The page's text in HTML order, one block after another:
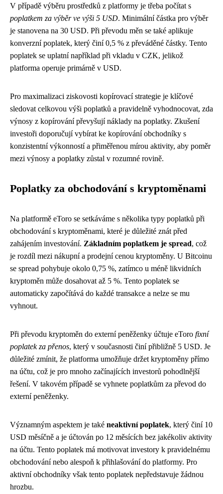
V případě výběru prostředků z platformy je třeba počítat s
poplatkem za výběr ve výši 5 USD. Minimální částka pro výběr
je stanovena na 30 USD. Při převodu měn se také aplikuje
konverzní poplatek, který činí 0,5 % z převáděné částky. Tento
poplatek se uplatní například při vkladu v CZK, jelikož
platforma operuje primárně v USD.
Pro maximalizaci ziskovosti kopírovací strategie je klíčové
sledovat celkovou výši poplatků a pravidelně vyhodnocovat, zda
výnosy z kopírování převyšují náklady na poplatky. Zkušení
investoři doporučují vybírat ke kopírování obchodníky s
konzistentní výkonností a přiměřenou mírou aktivity, aby poměr
mezi výnosy a poplatky zůstal v rozumné rovině.
Poplatky za obchodování s kryptoměnami
Na platformě eToro se setkáváme s několika typy poplatků při
obchodování s kryptoměnami, které je důležité znát před
zahájením investování. Základním poplatkem je spread, což
je rozdíl mezi nákupní a prodejní cenou kryptoměny. U Bitcoinu
se spread pohybuje okolo 0,75 %, zatímco u méně likvidních
kryptoměn může dosahovat až 5 %. Tento poplatek se
automaticky započítává do každé transakce a nelze se mu
vyhnout.
Při převodu kryptoměn do externí peněženky účtuje eToro fixní
poplatek za přenos, který v současnosti činí přibližně 5 USD. Je
důležité zmínit, že platforma umožňuje držet kryptoměny přímo
na účtu, což je pro mnoho začínajících investorů pohodlnější
řešení. V takovém případě se vyhnete poplatkům za převod do
externí peněženky.
Významným aspektem je také neaktivní poplatek, který činí 10
USD měsíčně a je účtován po 12 měsících bez jakékoliv aktivity
na účtu. Tento poplatek má motivovat investory k pravidelnému
obchodování nebo alespoň k přihlašování do platformy. Pro
aktivní obchodníky však tento poplatek nepředstavuje žádnou
hrozbu.